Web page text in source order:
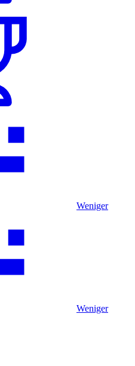
Weniger
Weniger